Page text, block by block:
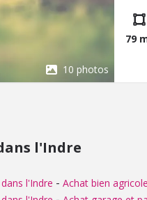
10 photos
un
79
l'Indre
l'Indre - Achat bien